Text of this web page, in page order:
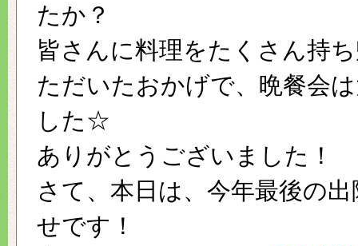
たか？
皆さんに料理をたくさん持
ただいたおかげで、晩餐会
した☆
ありがとうございました！
さて、本日は、今年最後の
せです！